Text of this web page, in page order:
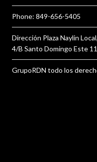
Phone: 849-656-5405
Dirección Plaza Naylin
4/B Santo Domingo Este
GrupoRDN todo los